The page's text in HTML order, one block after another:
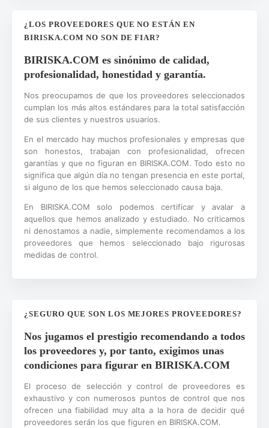
¿LOS PROVEEDORES QUE NO ESTÁN EN
BIRISKA.COM NO SON DE FIAR?
BIRISKA.COM es sinónimo de calidad,
profesionalidad, honestidad y garantía.
Nos preocupamos de que los proveedores seleccionados
cumplan los más altos estándares para la total satisfacción
de sus clientes y nuestros usuarios.
En el mercado hay muchos profesionales y empresas que
son honestos, trabajan con profesionalidad, ofrecen
garantías y que no figuran en BIRISKA.COM. Todo esto no
significa que algún día no tengan presencia en este portal,
si alguno de los que hemos seleccionado causa baja.
En BIRISKA.COM solo podemos certificar y avalar a
aquellos que hemos analizado y estudiado. No criticamos
ni denostamos a nadie, simplemente recomendamos a los
proveedores que hemos seleccionado bajo rigurosas
medidas de control.
¿SEGURO QUE SON LOS MEJORES PROVEEDORES?
Nos jugamos el prestigio recomendando a todos
los proveedores y, por tanto, exigimos unas
condiciones para figurar en BIRISKA.COM
El proceso de selección y control de proveedores es
exhaustivo y con numerosos puntos de control que nos
ofrecen una fiabilidad muy alta a la hora de decidir qué
proveedores serán los que figuren en BIRISKA.COM.